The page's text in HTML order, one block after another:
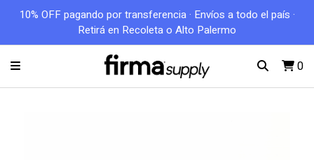
10% OFF pagando por transferencia · Envíos a todo el país ·
Retirá en Recoleta o Alto Palermo
0